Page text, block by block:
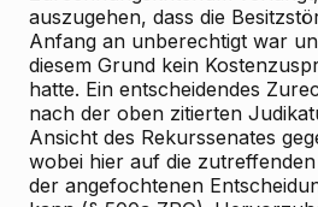
auszugehen, dass die
Anfang an unberechtigt war
diesem Grund kein
hatte. Ein entscheidendes
nach der oben zitierten
Ansicht des Rekurssenates
wobei hier auf die
der angefochtenen